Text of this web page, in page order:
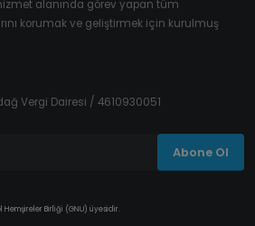
hizmet alanında görev yapan tüm
korumak ve geliştirmek için kurulmuş
Vergi Dairesi / 4610930051
Abone Ol
Hemşireler Birliği (GNU) üyesidir.